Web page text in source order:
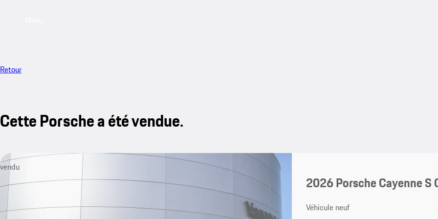
Retour
Cette Porsche a été vendue.
vendu
2026 Porsche Cayenne S
Véhicule neuf